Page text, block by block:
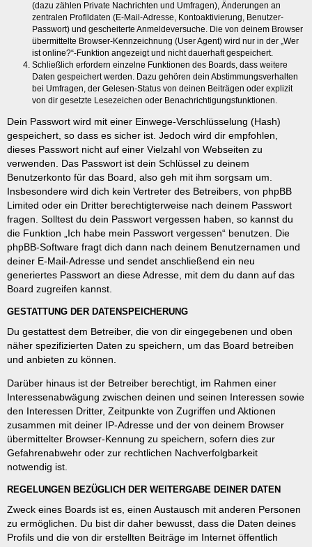
(dazu zählen Private Nachrichten und Umfragen), Änderungen an
zentralen Profildaten (E-Mail-Adresse, Kontoaktivierung, Benutzer-
Passwort) und gescheiterte Anmeldeversuche. Die von deinem Browser
übermittelte Browser-Kennzeichnung (User Agent) wird nur in der „Wer
ist online?“-Funktion angezeigt und nicht dauerhaft gespeichert.
Schließlich erfordern einzelne Funktionen des Boards, dass weitere
Daten gespeichert werden. Dazu gehören dein Abstimmungsverhalten
bei Umfragen, der Gelesen-Status von deinen Beiträgen oder explizit
von dir gesetzte Lesezeichen oder Benachrichtigungsfunktionen.
Dein Passwort wird mit einer Einwege-Verschlüsselung (Hash)
gespeichert, so dass es sicher ist. Jedoch wird dir empfohlen,
dieses Passwort nicht auf einer Vielzahl von Webseiten zu
verwenden. Das Passwort ist dein Schlüssel zu deinem
Benutzerkonto für das Board, also geh mit ihm sorgsam um.
Insbesondere wird dich kein Vertreter des Betreibers, von phpBB
Limited oder ein Dritter berechtigterweise nach deinem Passwort
fragen. Solltest du dein Passwort vergessen haben, so kannst du
die Funktion „Ich habe mein Passwort vergessen“ benutzen. Die
phpBB-Software fragt dich dann nach deinem Benutzernamen und
deiner E-Mail-Adresse und sendet anschließend ein neu
generiertes Passwort an diese Adresse, mit dem du dann auf das
Board zugreifen kannst.
GESTATTUNG DER DATENSPEICHERUNG
Du gestattest dem Betreiber, die von dir eingegebenen und oben
näher spezifizierten Daten zu speichern, um das Board betreiben
und anbieten zu können.
Darüber hinaus ist der Betreiber berechtigt, im Rahmen einer
Interessenabwägung zwischen deinen und seinen Interessen sowie
den Interessen Dritter, Zeitpunkte von Zugriffen und Aktionen
zusammen mit deiner IP-Adresse und der von deinem Browser
übermittelter Browser-Kennung zu speichern, sofern dies zur
Gefahrenabwehr oder zur rechtlichen Nachverfolgbarkeit
notwendig ist.
REGELUNGEN BEZÜGLICH DER WEITERGABE DEINER DATEN
Zweck eines Boards ist es, einen Austausch mit anderen Personen
zu ermöglichen. Du bist dir daher bewusst, dass die Daten deines
Profils und die von dir erstellten Beiträge im Internet öffentlich